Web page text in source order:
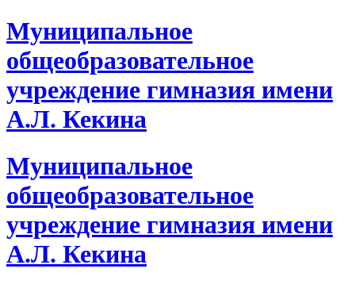
Муниципальное
общеобразовательное
учреждение гимназия имени
А.Л. Кекина
Муниципальное
общеобразовательное
учреждение гимназия имени
А.Л. Кекина